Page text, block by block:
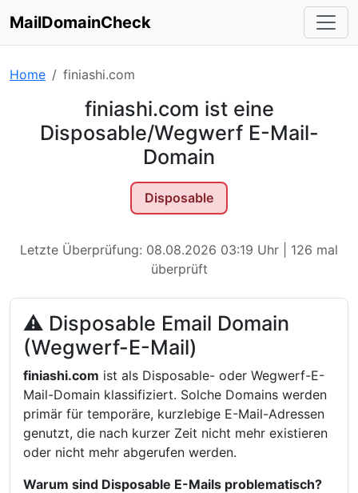
MailDomainCheck
Home finiashi.com
finiashi.com ist eine
Disposable/Wegwerf E-Mail-
Domain
Disposable
Letzte Überprüfung: 08.08.2026 03:19 Uhr | 126 mal
überprüft
⚠ Disposable Email Domain
(Wegwerf-E-Mail)
finiashi.com ist als Disposable- oder Wegwerf-E-
Mail-Domain klassifiziert. Solche Domains werden
primär für temporäre, kurzlebige E-Mail-Adressen
genutzt, die nach kurzer Zeit nicht mehr existieren
oder nicht mehr abgerufen werden.
Warum sind Disposable E-Mails problematisch?